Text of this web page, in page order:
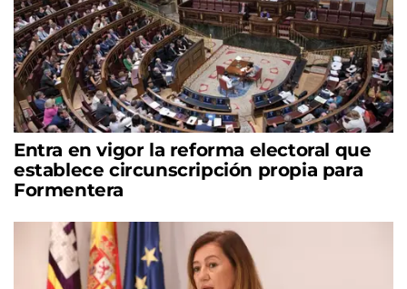
Entra en vigor la reforma electoral que
establece circunscripción propia para
Formentera